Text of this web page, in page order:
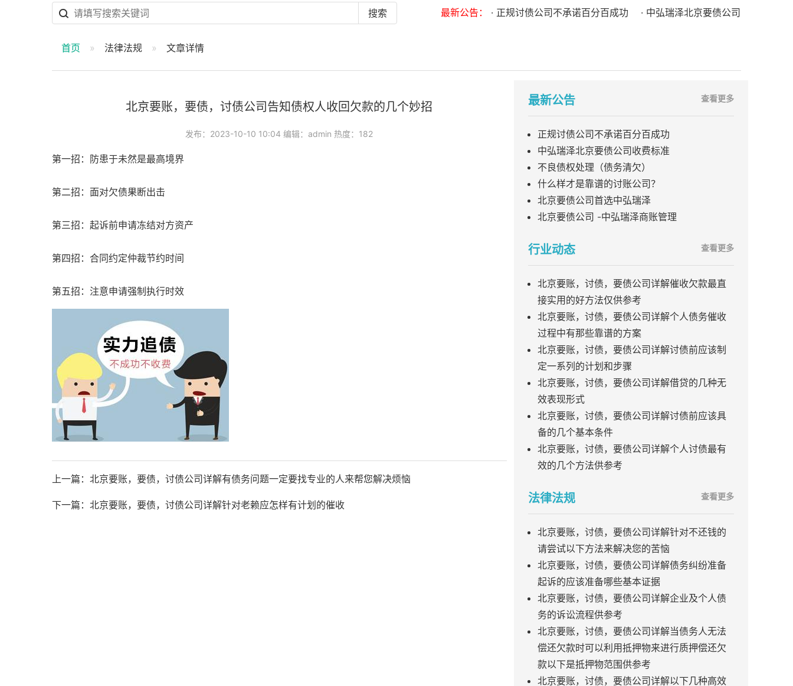
最新公告： · 正规讨债公司不承诺百分百成功 · 中弘瑞泽北京要债公司收费标准
首页 法律法规 文章详情
北京要账，要债，讨债公司告知债权人收回欠款的几个妙招
发布：2023-10-10 10:04 编辑：admin 热度：182
第一招：防患于未然是最高境界
第二招：面对欠债果断出击
第三招：起诉前申请冻结对方资产
第四招：合同约定仲裁节约时间
第五招：注意申请强制执行时效
上一篇： 北京要账，要债，讨债公司详解有债务问题一定要找专业的人来帮您解决烦恼
下一篇： 北京要账，要债，讨债公司详解针对老赖应怎样有计划的催收
最新公告 查看更多
正规讨债公司不承诺百分百成功
中弘瑞泽北京要债公司收费标准
不良债权处理（债务清欠）
什么样才是靠谱的讨账公司？
北京要债公司首选中弘瑞泽
北京要债公司 -中弘瑞泽商账管理
行业动态 查看更多
北京要账，讨债，要债公司详解催收欠款最直
接实用的好方法仅供参考
北京要账，讨债，要债公司详解个人债务催收
过程中有那些靠谱的方案
北京要账，讨债，要债公司详解讨债前应该制
定一系列的计划和步骤
北京要账，讨债，要债公司详解借贷的几种无
效表现形式
北京要账，讨债，要债公司详解讨债前应该具
备的几个基本条件
北京要账，讨债，要债公司详解个人讨债最有
效的几个方法供参考
法律法规 查看更多
北京要账，讨债，要债公司详解针对不还钱的
请尝试以下方法来解决您的苦恼
北京要账，讨债，要债公司详解债务纠纷准备
起诉的应该准备哪些基本证据
北京要账，讨债，要债公司详解企业及个人债
务的诉讼流程供参考
北京要账，讨债，要债公司详解当债务人无法
偿还欠款时可以利用抵押物来进行质押偿还欠
款以下是抵押物范围供参考
北京要账，讨债，要债公司详解以下几种高效